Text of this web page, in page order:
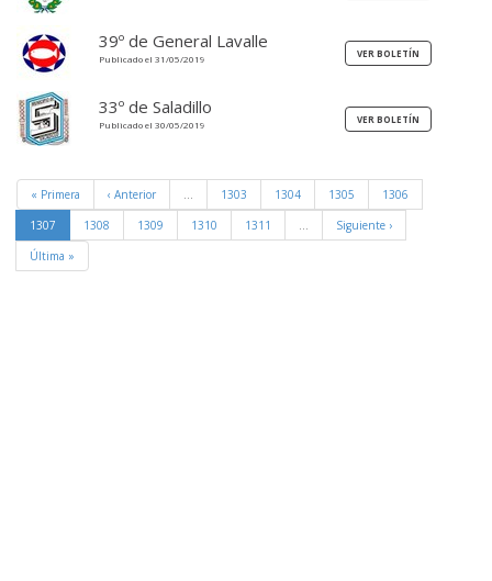
39º de General Lavalle
Publicado el 31/05/2019
33º de Saladillo
Publicado el 30/05/2019
« Primera ‹ Anterior … 1303 1304 1305
1306
1307
1308 1309 1310 1311 …
Siguiente ›
Última »